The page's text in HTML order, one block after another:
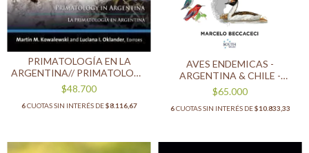
PRIMATOLOGÍA EN LA
ARGENTINA// PRIMATOLOGY
IN ARGENTINA
$48.700
6CUOTAS SIN INTERÉS DE$8.116,67
AVES ENDEMICAS -
ARGENTINA & CHILE -
(BILINGÜE)
$65.000
6CUOTAS SIN INTERÉS DE$10.833,33